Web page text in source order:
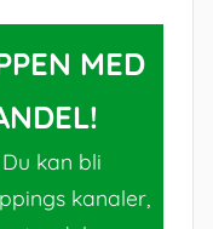
MED
kan bli
kanaler,